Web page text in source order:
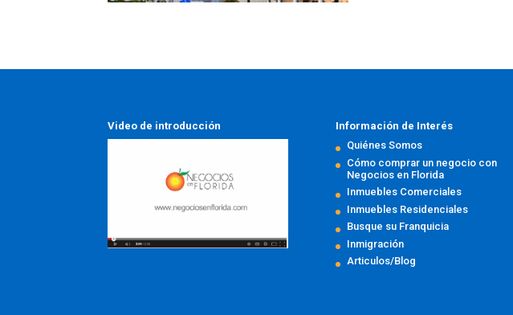
Video de introducción
Información de Interés
Quiénes Somos
Cómo comprar un negocio con
Negocios en Florida
Inmuebles Comerciales
Inmuebles Residenciales
Busque su Franquicia
Inmigración
Articulos/Blog